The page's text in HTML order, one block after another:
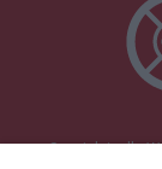
Specjalnie dla